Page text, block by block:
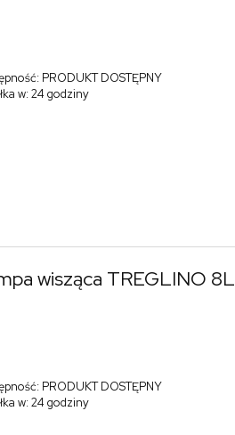
PRODUKT DOSTĘPNY
w:24 godziny
wisząca TREGLINO 8L
PRODUKT DOSTĘPNY
w:24 godziny